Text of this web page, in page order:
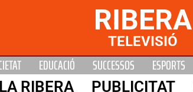
RIBERA
TELEVISIÓ
EDUCACIÓ SUCCESSOS ESPORTS
LA RIBERA PUBLICITAT